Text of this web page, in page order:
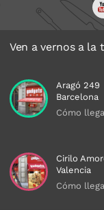
Ven a vernos a la
Aragó 249
Barcelona
Cómo
Cirilo
Valencia
Cómo